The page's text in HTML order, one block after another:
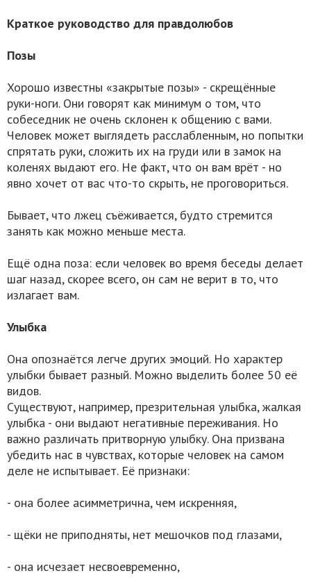
Краткое руководство для правдолюбов
Позы
Хорошо известны «закрытые позы» - скрещённые
руки-ноги. Они говорят как минимум о том, что
собеседник не очень склонен к общению с вами.
Человек может выглядеть расслабленным, но попытки
спрятать руки, сложить их на груди или в замок на
коленях выдают его. Не факт, что он вам врёт - но
явно хочет от вас что-то скрыть, не проговориться.
Бывает, что лжец съёживается, будто стремится
занять как можно меньше места.
Ещё одна поза: если человек во время беседы делает
шаг назад, скорее всего, он сам не верит в то, что
излагает вам.
Улыбка
Она опознаётся легче других эмоций. Но характер
улыбки бывает разный. Можно выделить более 50 её
видов.
Существуют, например, презрительная улыбка, жалкая
улыбка - они выдают негативные переживания. Но
важно различать притворную улыбку. Она призвана
убедить нас в чувствах, которые человек на самом
деле не испытывает. Её признаки:
- она более асимметрична, чем искренняя,
- щёки не приподняты, нет мешочков под глазами,
- она исчезает несвоевременно,